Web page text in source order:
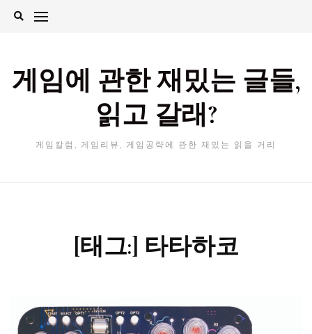
Skip
게임에 관한 재밌는 글들,
읽고 갈래?
게임칼럼, 게임리뷰, 게임공략에 관한 재밌는 읽을 거리
[태그:] 타타하코